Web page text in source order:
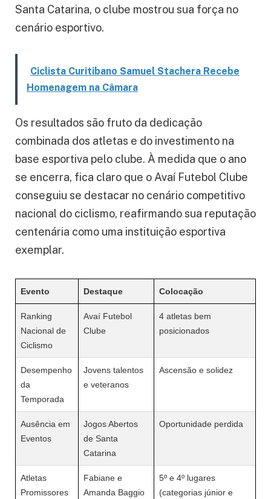
Santa Catarina, o clube mostrou sua força no
cenário esportivo.
Ciclista Curitibano Samuel Stachera Recebe
Homenagem na Câmara
Os resultados são fruto da dedicação
combinada dos atletas e do investimento na
base esportiva pelo clube. À medida que o ano
se encerra, fica claro que o Avaí Futebol Clube
conseguiu se destacar no cenário competitivo
nacional do ciclismo, reafirmando sua reputação
centenária como uma instituição esportiva
exemplar.
Evento Destaque Colocação
Ranking
Nacional de
Ciclismo
Avaí Futebol
Clube
4 atletas bem
posicionados
Desempenho
da
Temporada
Jovens talentos
e veteranos
Ascensão e solidez
Ausência em
Eventos
Jogos Abertos
de Santa
Catarina
Oportunidade perdida
Atletas
Promissores
Fabiane e
Amanda Baggio
5º e 4º lugares
(categorias júnior e